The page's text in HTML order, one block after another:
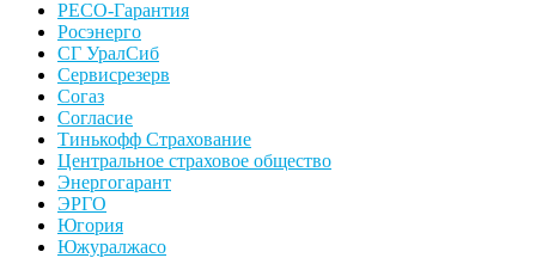
РЕСО-Гарантия
Росэнерго
СГ УралСиб
Сервисрезерв
Согаз
Согласие
Тинькофф Страхование
Центральное страховое общество
Энергогарант
ЭРГО
Югория
Южуралжасо